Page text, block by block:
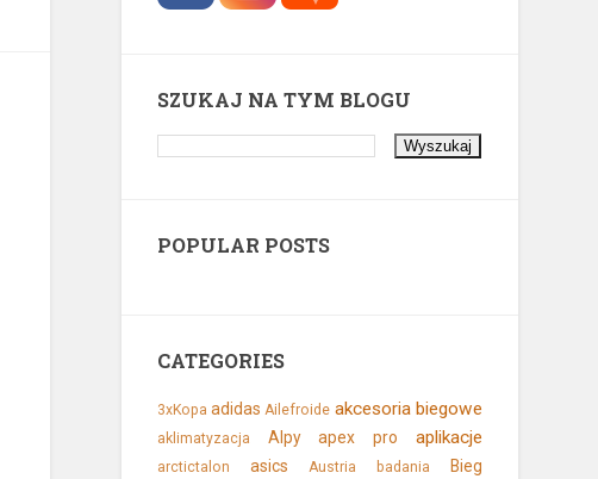
SZUKAJ NA TYM BLOGU
POPULAR POSTS
CATEGORIES
3xKopa adidas Ailefroide akcesoria biegowe
aklimatyzacja Alpy apex pro aplikacje
arctictalon asics Austria badania
Bieg